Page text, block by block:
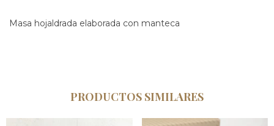
Masa hojaldrada elaborada con manteca
PRODUCTOS SIMILARES